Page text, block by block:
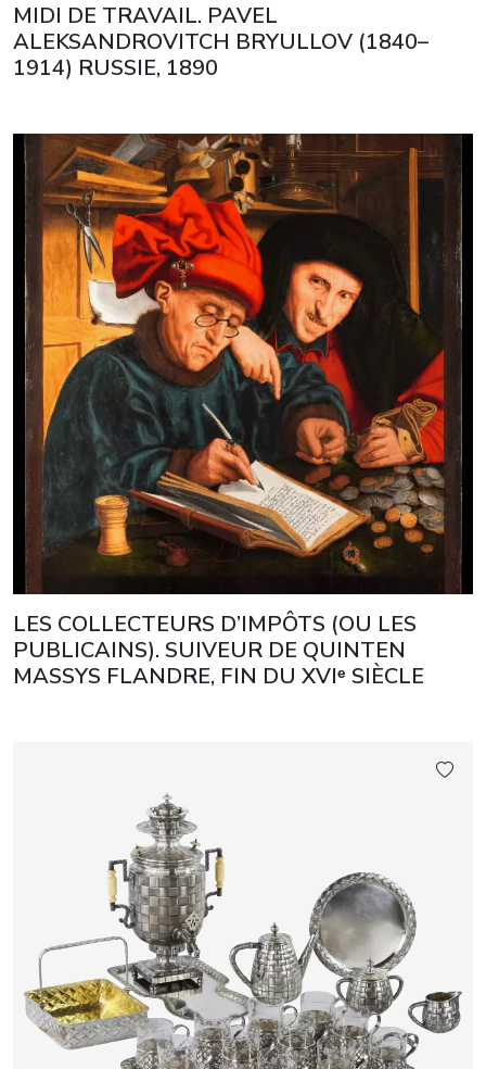
MIDI DE TRAVAIL. PAVEL
ALEKSANDROVITCH BRYULLOV (1840–
1914) RUSSIE, 1890
LES COLLECTEURS D’IMPÔTS (OU LES
PUBLICAINS). SUIVEUR DE QUINTEN
MASSYS FLANDRE, FIN DU XVIᵉ SIÈCLE